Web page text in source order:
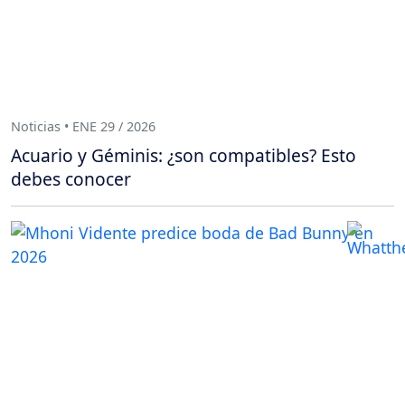
Noticias • ENE 29 / 2026
Acuario y Géminis: ¿son compatibles? Esto
debes conocer